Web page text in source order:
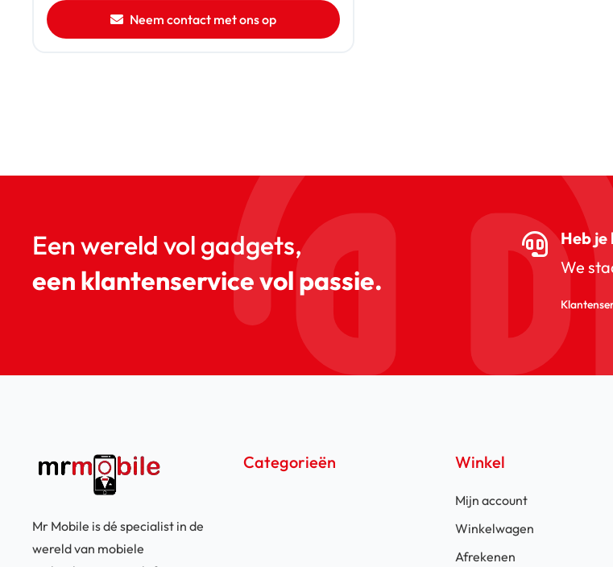
Neem contact met ons op
Een wereld vol gadgets,
een klantenservice vol passie.
Heb je
We
Mr Mobile is dé specialist in de
wereld van mobiele
Categorieën Winkel
Mijn account
Winkelwagen
Afrekenen